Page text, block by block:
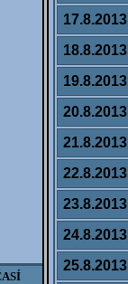
17.8.2013
18.8.2013
19.8.2013
20.8.2013
21.8.2013
22.8.2013
23.8.2013
24.8.2013
25.8.2013